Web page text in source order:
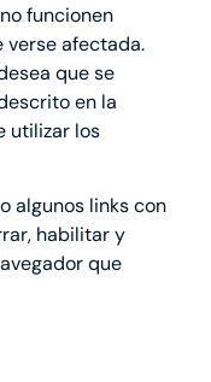
funcionen
afectada.
que se
en la
utilizar los
algunos links con
habilitar y
que